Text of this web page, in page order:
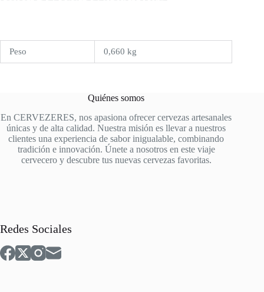
Peso 0,660 kg
Quiénes somos
En CERVEZERES, nos apasiona ofrecer cervezas artesanales
únicas y de alta calidad. Nuestra misión es llevar a nuestros
clientes una experiencia de sabor inigualable, combinando
tradición e innovación. Únete a nosotros en este viaje
cervecero y descubre tus nuevas cervezas favoritas.
Redes Sociales